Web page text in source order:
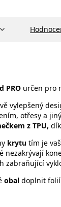
PRO určen pro
vylepšený
otřesy a
z TPU,
krytu tím je
nezakrývají
zabraňující
obal doplnit folií